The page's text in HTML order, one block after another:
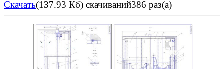
Скачать(137.93 Кб) скачиваний386 раз(а)